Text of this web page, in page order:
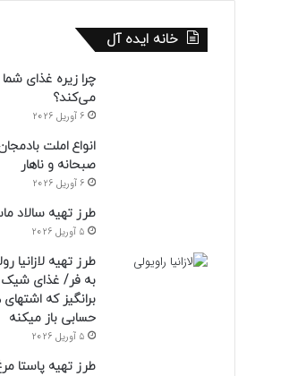
خانه ایده آل
چرا زیره غذای شما
می‌کند؟
6 آوریل 2026
انواع املت
صبحانه و ناهار
6 آوریل 2026
طرز تهیه سالاد
5 آوریل 2026
طرز تهیه لازانیا
به فر/ غذای
برانگیز که
حسابی باز میکنه
5 آوریل 2026
طرز تهیه پاستا